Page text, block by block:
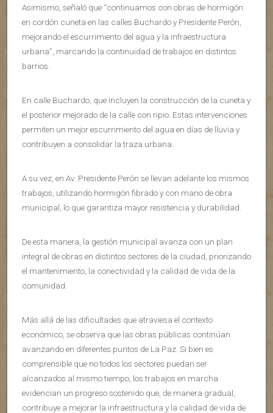
Asimismo, señaló que “continuamos con obras de hormigón
en cordón cuneta en las calles Buchardo y Presidente Perón,
mejorando el escurrimiento del agua y la infraestructura
urbana”, marcando la continuidad de trabajos en distintos
barrios.
En calle Buchardo, que incluyen la construcción de la cuneta y
el posterior mejorado de la calle con ripio. Estas intervenciones
permiten un mejor escurrimiento del agua en días de lluvia y
contribuyen a consolidar la traza urbana.
A su vez, en Av. Presidente Perón se llevan adelante los mismos
trabajos, utilizando hormigón fibrado y con mano de obra
municipal, lo que garantiza mayor resistencia y durabilidad.
De esta manera, la gestión municipal avanza con un plan
integral de obras en distintos sectores de la ciudad, priorizando
el mantenimiento, la conectividad y la calidad de vida de la
comunidad.
Más allá de las dificultades que atraviesa el contexto
económico, se observa que las obras públicas continúan
avanzando en diferentes puntos de La Paz. Si bien es
comprensible que no todos los sectores puedan ser
alcanzados al mismo tiempo, los trabajos en marcha
evidencian un progreso sostenido que, de manera gradual,
contribuye a mejorar la infraestructura y la calidad de vida de